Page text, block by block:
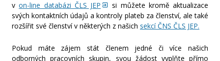
Říjen
von-line databázi ČLS JEP
si můžete kromě aktualizace
svých kontaktních údajů a kontroly plateb za členství, ale také
rozšířit své členství v některých z našich sekcí ČNS ČLS JEP.
Pokud máte zájem stát členem jedné či více našich
odborných pracovních skupin, svou žádost vyplňte přímo